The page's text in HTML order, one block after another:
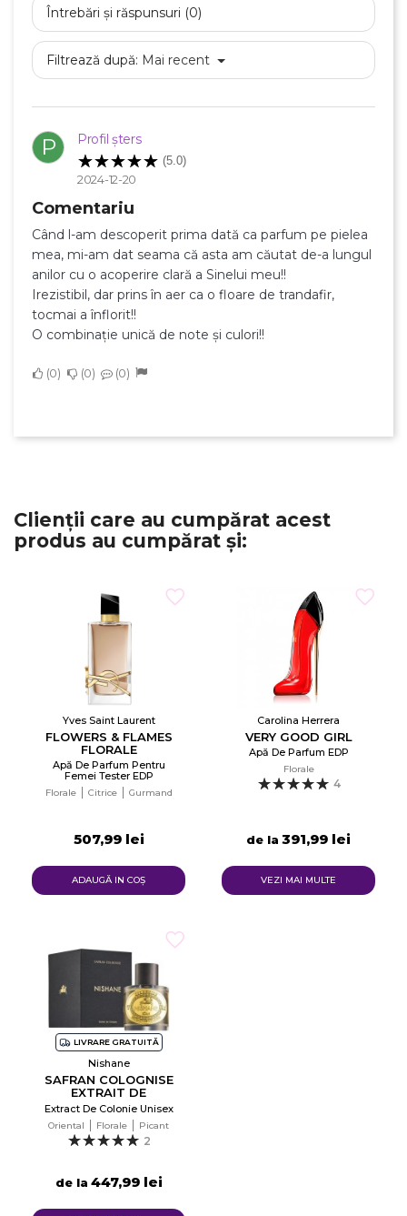
Întrebări și răspunsuri (0)
Filtrează după: Mai recent
P Profil șters
(5.0)
2024-12-20
Comentariu
Când l-am descoperit prima dată ca parfum pe pielea
mea, mi-am dat seama că asta am căutat de-a lungul
anilor cu o acoperire clară a Sinelui meu!!
Irezistibil, dar prins în aer ca o floare de trandafir,
tocmai a înflorit!!
O combinație unică de note și culori!!
0 0 0
Clienții care au cumpărat acest
produs au cumpărat și:
Yves Saint Laurent
FLOWERS & FLAMES
FLORALE
Apă De Parfum Pentru
Femei Tester EDP
Florale Citrice Gurmand
507,99 lei
ADAUGĂ IN COŞ
Carolina Herrera
VERY GOOD GIRL
Apă De Parfum EDP
Florale
4
de la 391,99 lei
VEZI MAI MULTE
LIVRARE GRATUITĂ
Nishane
SAFRAN COLOGNISE
EXTRAIT DE
COLOGNE
Extract De Colonie Unisex
Oriental Florale Picant
2
de la 447,99 lei